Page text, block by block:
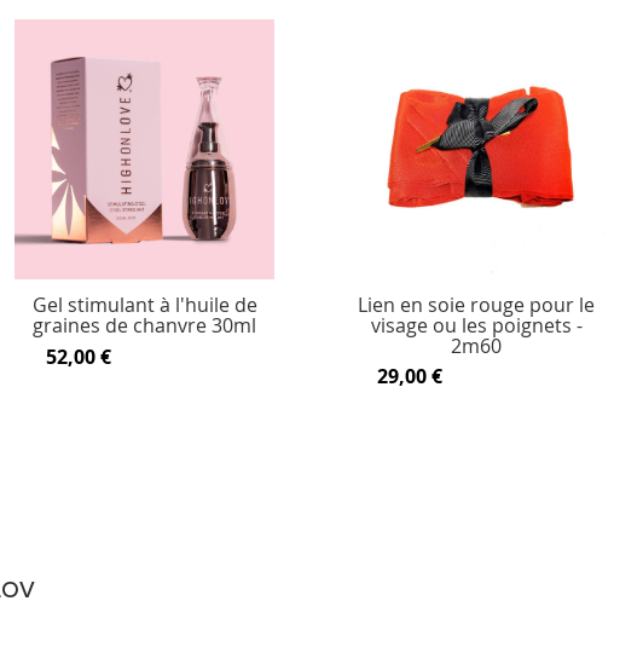
Gel stimulant à l'huile de
graines de chanvre 30ml
52,00 €
Lien en soie rouge pour le
visage ou les poignets -
2m60
29,00 €